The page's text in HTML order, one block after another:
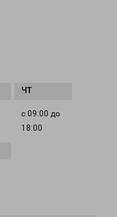
с 09:00 до
18:00